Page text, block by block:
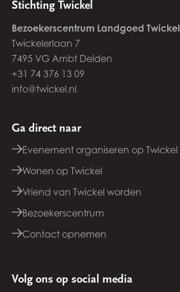
Stichting Twickel
Bezoekerscentrum Landgoed Twickel
Twickelerlaan 7
7495 VG Ambt Delden
+31 74 376 13 09
info@twickel.nl
Ga direct naar
Evenement organiseren op Twickel
Wonen op Twickel
Vriend van Twickel worden
Bezoekerscentrum
Contact opnemen
Volg ons op social media